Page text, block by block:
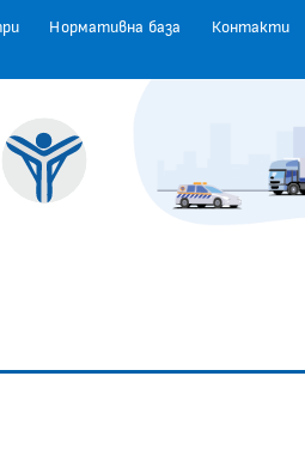
Нормативна база Контакти